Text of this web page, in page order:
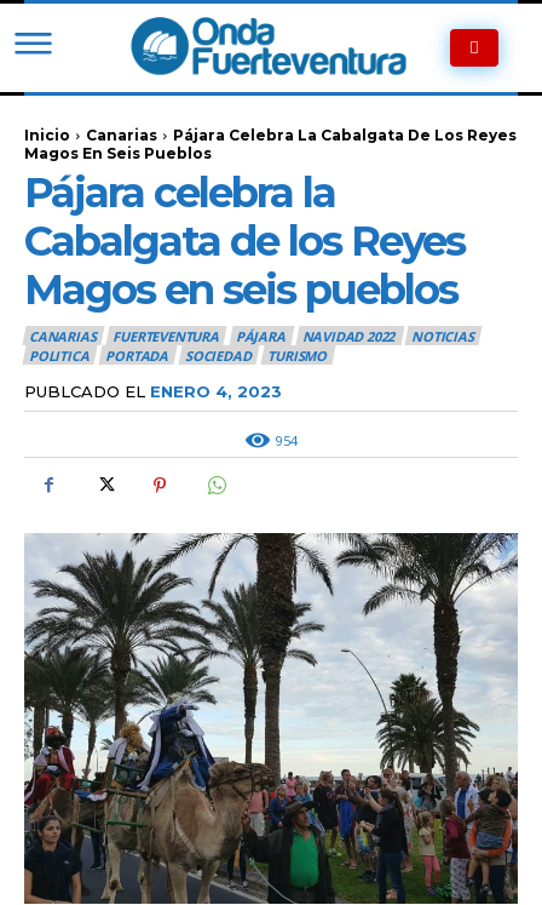
Inicio Canarias
Pájara Celebra La Cabalgata De Los Reyes
Magos En Seis Pueblos
Pájara celebra la
Cabalgata de los Reyes
Magos en seis pueblos
CANARIAS FUERTEVENTURA PÁJARA NAVIDAD 2022
NOTICIAS
POLITICA
PORTADA SOCIEDAD TURISMO
PUBLCADO EL ENERO 4, 2023
954